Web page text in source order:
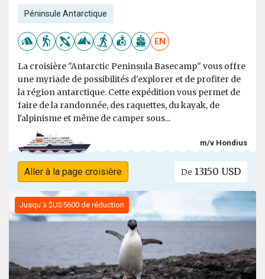
Péninsule Antarctique
EN
La croisière "Antarctic Peninsula Basecamp" vous offre
une myriade de possibilités d'explorer et de profiter de
la région antarctique. Cette expédition vous permet de
faire de la randonnée, des raquettes, du kayak, de
l'alpinisme et même de camper sous...
m/v Hondius
Aller à la page croisière De 13150 USD
Jusqu'à $US5600 de réduction